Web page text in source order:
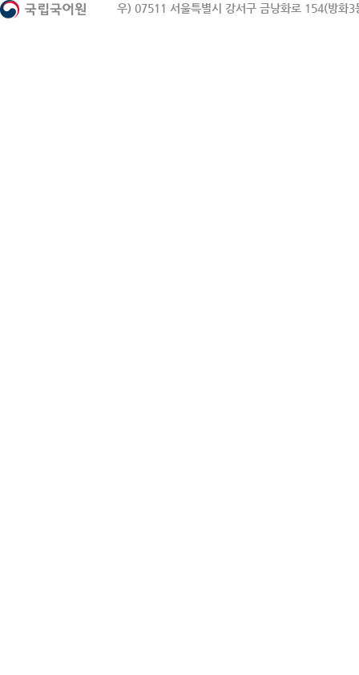
우) 07511 서울특별시 강서구 금낭화로 154(방화3